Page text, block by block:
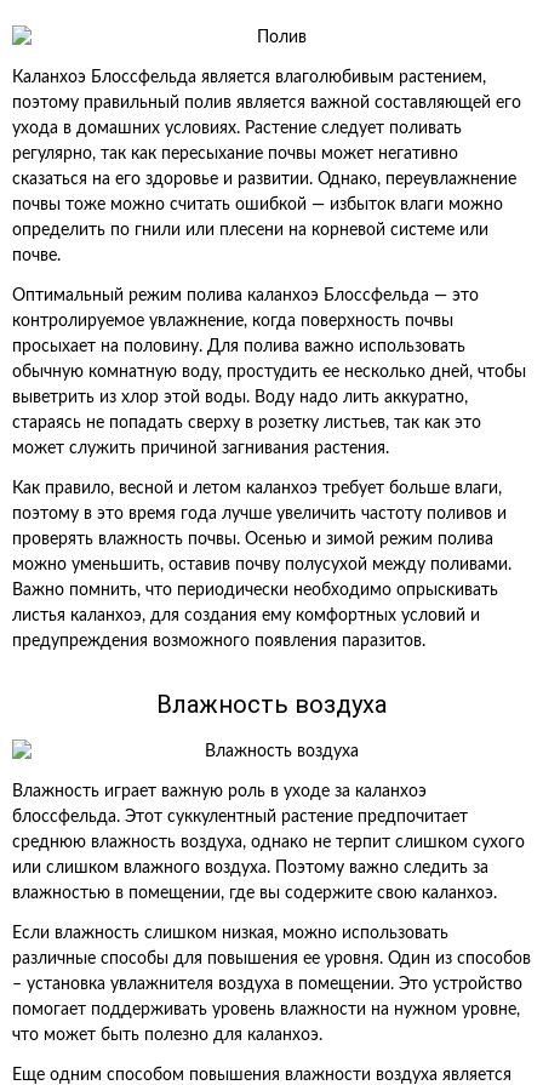
Каланхоэ Блоссфельда является влаголюбивым растением,
поэтому правильный полив является важной составляющей его
ухода в домашних условиях. Растение следует поливать
регулярно, так как пересыхание почвы может негативно
сказаться на его здоровье и развитии. Однако, переувлажнение
почвы тоже можно считать ошибкой — избыток влаги можно
определить по гнили или плесени на корневой системе или
почве.
Оптимальный режим полива каланхоэ Блоссфельда — это
контролируемое увлажнение, когда поверхность почвы
просыхает на половину. Для полива важно использовать
обычную комнатную воду, простудить ее несколько дней, чтобы
выветрить из хлор этой воды. Воду надо лить аккуратно,
стараясь не попадать сверху в розетку листьев, так как это
может служить причиной загнивания растения.
Как правило, весной и летом каланхоэ требует больше влаги,
поэтому в это время года лучше увеличить частоту поливов и
проверять влажность почвы. Осенью и зимой режим полива
можно уменьшить, оставив почву полусухой между поливами.
Важно помнить, что периодически необходимо опрыскивать
листья каланхоэ, для создания ему комфортных условий и
предупреждения возможного появления паразитов.
Влажность воздуха
Влажность играет важную роль в уходе за каланхоэ
блоссфельда. Этот суккулентный растение предпочитает
среднюю влажность воздуха, однако не терпит слишком сухого
или слишком влажного воздуха. Поэтому важно следить за
влажностью в помещении, где вы содержите свою каланхоэ.
Если влажность слишком низкая, можно использовать
различные способы для повышения ее уровня. Один из способов
– установка увлажнителя воздуха в помещении. Это устройство
помогает поддерживать уровень влажности на нужном уровне,
что может быть полезно для каланхоэ.
Еще одним способом повышения влажности воздуха является